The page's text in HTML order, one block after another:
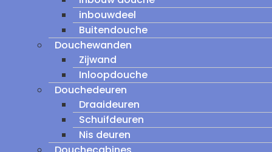
inbouwdeel
Buitendouche
Douchewanden
Zijwand
Inloopdouche
Douchedeuren
Draaideuren
Schuifdeuren
Nis deuren